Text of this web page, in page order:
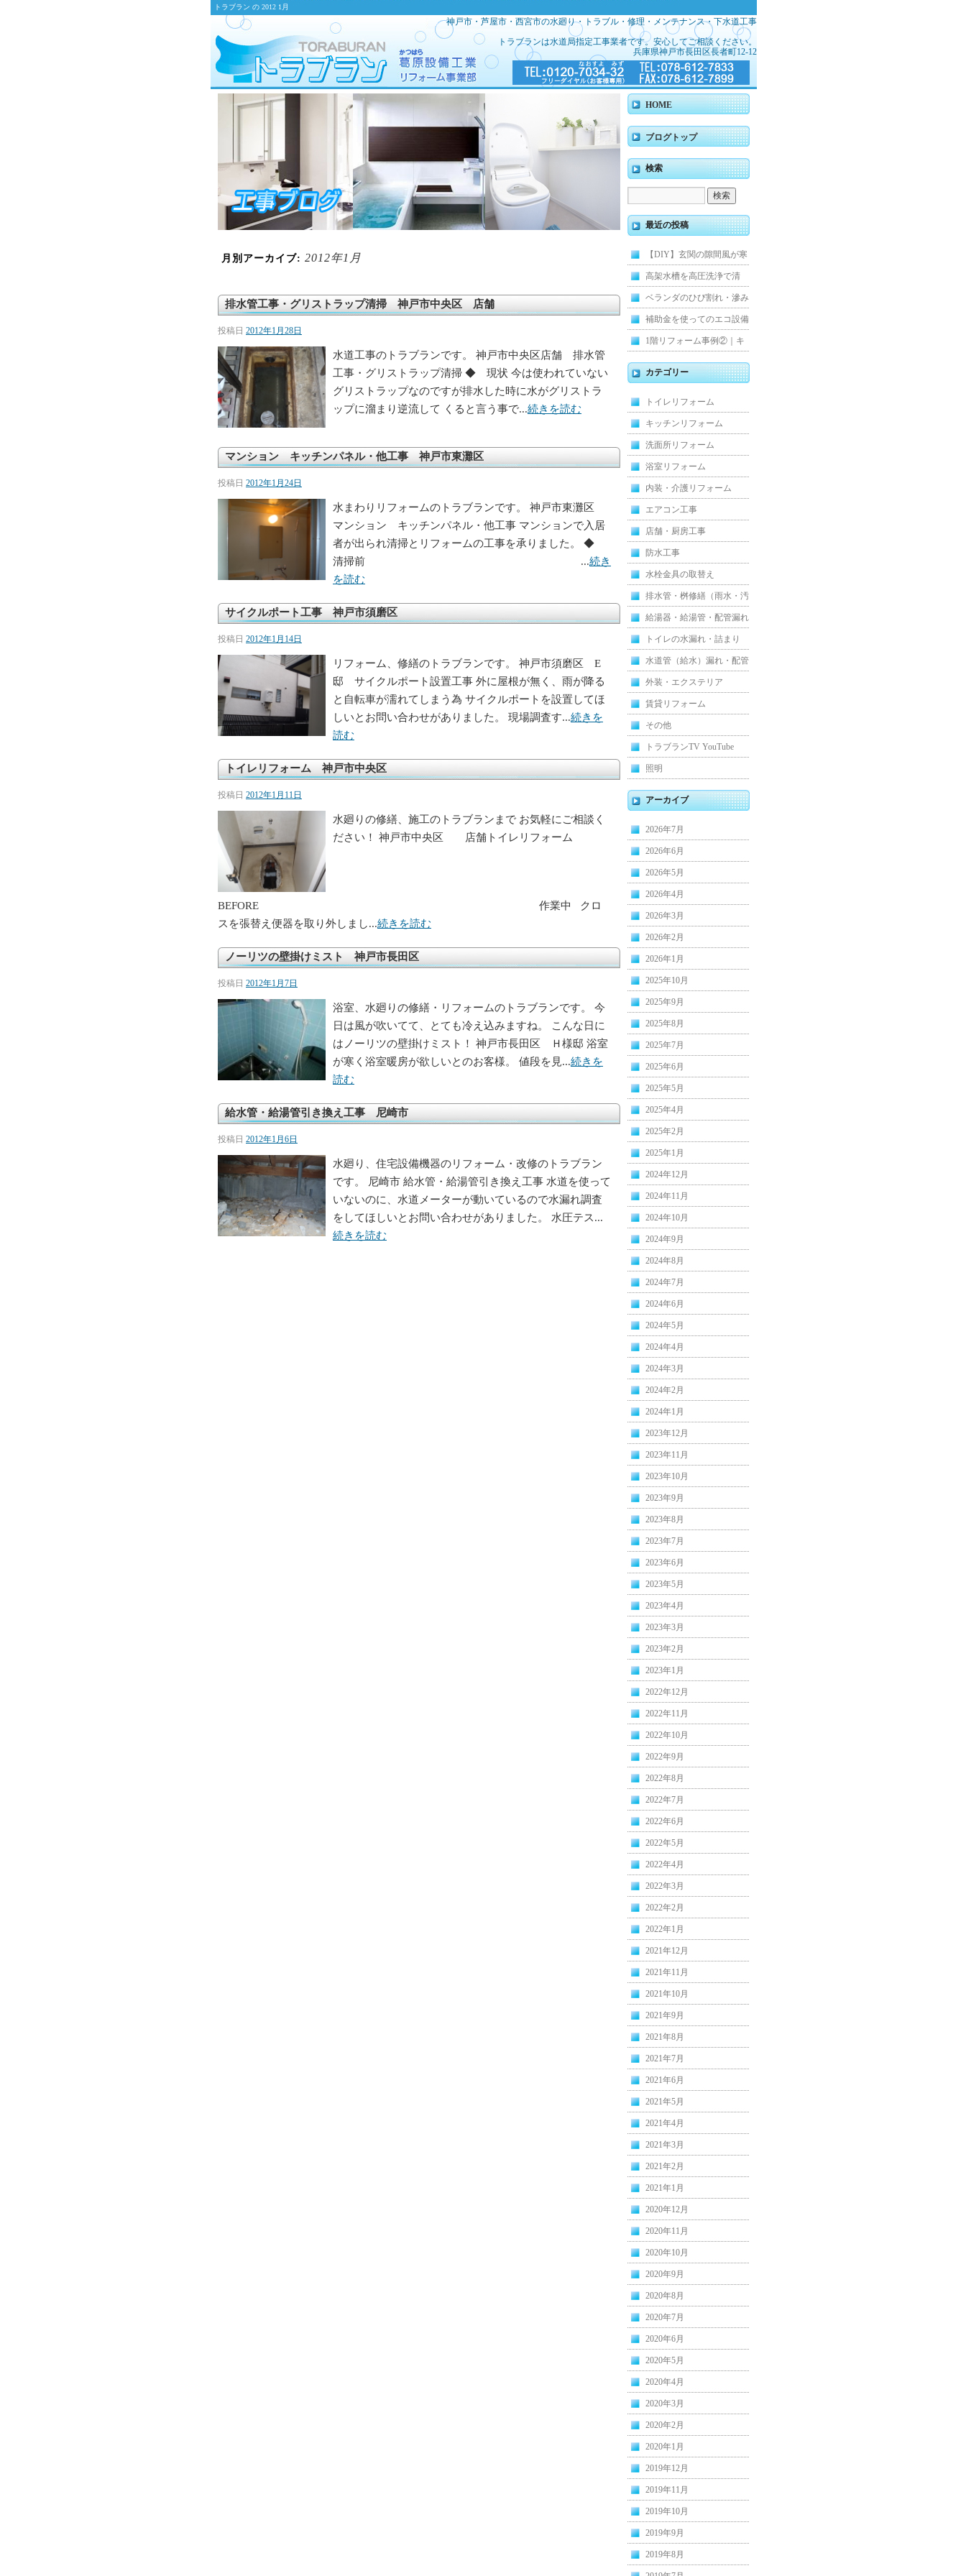
トラブラン の 2012 1月
神戸市・芦屋市・西宮市の水廻り・トラブル・修理・メンテナンス・下水道工事
トラブランは水道局指定工事業者です。安心してご相談ください。
兵庫県神戸市長田区長者町12-12
月別アーカイブ: 2012年1月
排水管工事・グリストラップ清掃 神戸市中央区 店舗
投稿日 2012年1月28日
水道工事のトラブランです。 神戸市中央区店舗 排水管
工事・グリストラップ清掃 ◆ 現状 今は使われていない
グリストラップなのですが排水した時に水がグリストラ
ップに溜まり逆流して くると言う事で...続きを読む
マンション キッチンパネル・他工事 神戸市東灘区
投稿日 2012年1月24日
水まわりリフォームのトラブランです。 神戸市東灘区
マンション キッチンパネル・他工事 マンションで入居
者が出られ清掃とリフォームの工事を承りました。 ◆
清掃前 ...続き
を読む
サイクルポート工事 神戸市須磨区
投稿日 2012年1月14日
リフォーム、修繕のトラブランです。 神戸市須磨区 E
邸 サイクルポート設置工事 外に屋根が無く、雨が降る
と自転車が濡れてしまう為 サイクルポートを設置してほ
しいとお問い合わせがありました。 現場調査す...続きを
読む
トイレリフォーム 神戸市中央区
投稿日 2012年1月11日
水廻りの修繕、施工のトラブランまで お気軽にご相談く
ださい！ 神戸市中央区 店舗トイレリフォーム
BEFORE 作業中 クロ
スを張替え便器を取り外しまし...続きを読む
ノーリツの壁掛けミスト 神戸市長田区
投稿日 2012年1月7日
浴室、水廻りの修繕・リフォームのトラブランです。 今
日は風が吹いてて、とても冷え込みますね。 こんな日に
はノーリツの壁掛けミスト！ 神戸市長田区 Ｈ様邸 浴室
が寒く浴室暖房が欲しいとのお客様。 値段を見...続きを
読む
給水管・給湯管引き換え工事 尼崎市
投稿日 2012年1月6日
水廻り、住宅設備機器のリフォーム・改修のトラブラン
です。 尼崎市 給水管・給湯管引き換え工事 水道を使って
いないのに、水道メーターが動いているので水漏れ調査
をしてほしいとお問い合わせがありました。 水圧テス...
続きを読む
HOME
ブログトップ
検索
最近の投稿
【DIY】玄関の隙間風が寒
くて断熱ドアに交換しまし
た
高架水槽を高圧洗浄で清
掃！衛生的な給水環境を維
持｜施工事例
ベランダのひび割れ・滲み
を解消！賃貸マンション防
水工事
補助金を使ってのエコ設備
住宅リフォーム
1階リフォーム事例②｜キ
ッチン・床・収納を一新
し、扉新設で動線を整えた
全面改修
カテゴリー
トイレリフォーム
キッチンリフォーム
洗面所リフォーム
浴室リフォーム
内装・介護リフォーム
エアコン工事
店舗・厨房工事
防水工事
水栓金具の取替え
排水管・桝修繕（雨水・汚
水）
給湯器・給湯管・配管漏れ
トイレの水漏れ・詰まり
水道管（給水）漏れ・配管
外装・エクステリア
賃貸リフォーム
その他
トラブランTV YouTube
照明
アーカイブ
2026年7月
2026年6月
2026年5月
2026年4月
2026年3月
2026年2月
2026年1月
2025年10月
2025年9月
2025年8月
2025年7月
2025年6月
2025年5月
2025年4月
2025年2月
2025年1月
2024年12月
2024年11月
2024年10月
2024年9月
2024年8月
2024年7月
2024年6月
2024年5月
2024年4月
2024年3月
2024年2月
2024年1月
2023年12月
2023年11月
2023年10月
2023年9月
2023年8月
2023年7月
2023年6月
2023年5月
2023年4月
2023年3月
2023年2月
2023年1月
2022年12月
2022年11月
2022年10月
2022年9月
2022年8月
2022年7月
2022年6月
2022年5月
2022年4月
2022年3月
2022年2月
2022年1月
2021年12月
2021年11月
2021年10月
2021年9月
2021年8月
2021年7月
2021年6月
2021年5月
2021年4月
2021年3月
2021年2月
2021年1月
2020年12月
2020年11月
2020年10月
2020年9月
2020年8月
2020年7月
2020年6月
2020年5月
2020年4月
2020年3月
2020年2月
2020年1月
2019年12月
2019年11月
2019年10月
2019年9月
2019年8月